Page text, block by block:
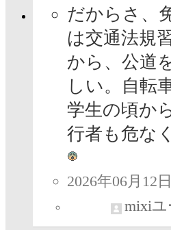
だからさ、
は交通法規
から、公道
しい。自転
学生の頃か
行者も危な
2026年06月12
mixiユ